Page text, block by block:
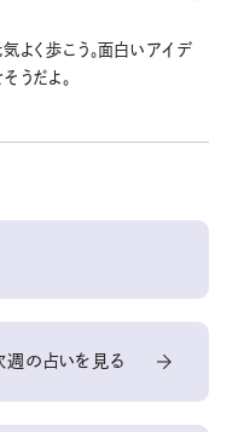
よく歩こう。面白いアイデ
うだよ。
週の占いを見る